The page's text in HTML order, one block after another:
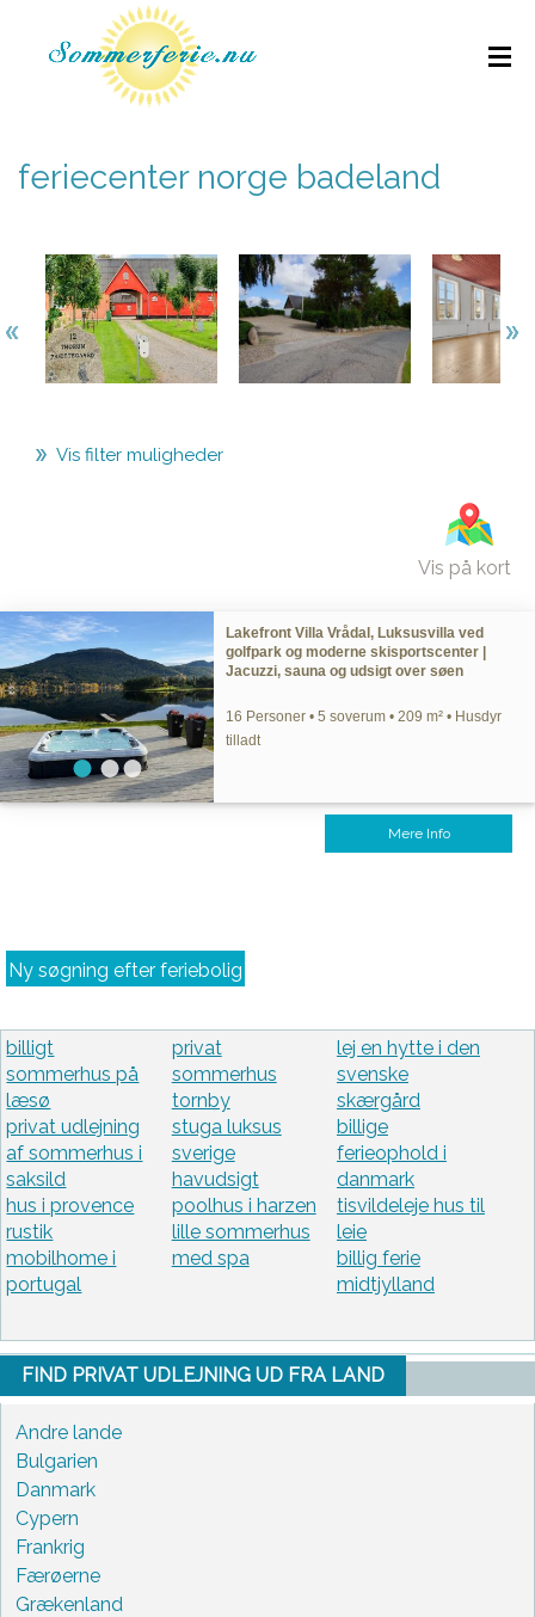
feriecenter norge badeland
Vis filter muligheder
Vis på kort
Lakefront Villa Vrådal, Luksusvilla ved
golfpark og moderne skisportscenter |
Jacuzzi, sauna og udsigt over søen
16 Personer • 5 soverum • 209 m² • Husdyr
tilladt
Mere Info
Ny søgning efter feriebolig
billigt
sommerhus på
læsø
privat udlejning
af sommerhus i
saksild
hus i provence
rustik
mobilhome i
portugal
privat
sommerhus
tornby
stuga luksus
sverige
havudsigt
poolhus i harzen
lille sommerhus
med spa
lej en hytte i den
svenske
skærgård
billige
ferieophold i
danmark
tisvildeleje hus til
leie
billig ferie
midtjylland
FIND PRIVAT UDLEJNING UD FRA LAND
Andre lande
Bulgarien
Danmark
Cypern
Frankrig
Færøerne
Grækenland